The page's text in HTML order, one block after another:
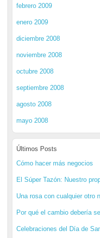
febrero 2009
enero 2009
diciembre 2008
noviembre 2008
octubre 2008
septiembre 2008
agosto 2008
mayo 2008
Últimos Posts
Cómo hacer más negocios
El Súper Tazón: Nuestro
Una rosa con cualquier otro
Por qué el cambio debería
Celebraciones del Día de